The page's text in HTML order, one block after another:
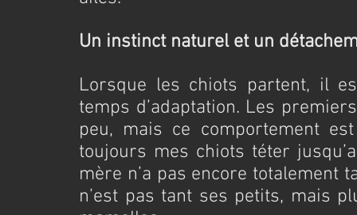
Un instinct naturel et un
Lorsque les chiots partent, il
temps d’adaptation. Les
peu, mais ce comportement
toujours mes chiots téter
mère n’a pas encore totalement
n’est pas tant ses petits, mais